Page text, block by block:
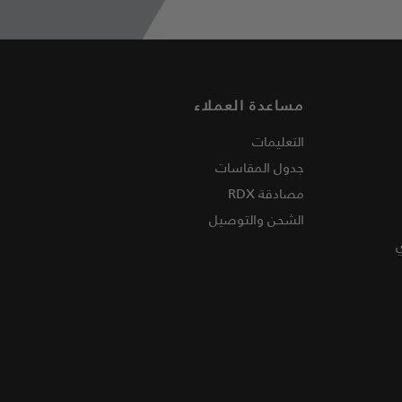
مساعدة العملاء
التعليمات
جدول المقاسات
مصادقةRDX
الشحن والتوصيل